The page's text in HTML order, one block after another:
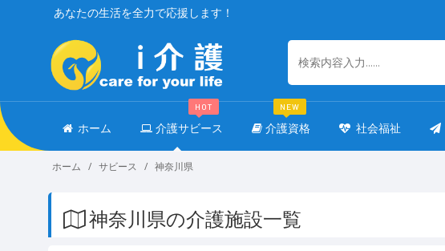
あなたの生活を全力で応援します！
ホーム 介護サビース
HOT
介護資格
NEW
社会福祉
ホーム サビース 神奈川県
神奈川県の介護施設一覧